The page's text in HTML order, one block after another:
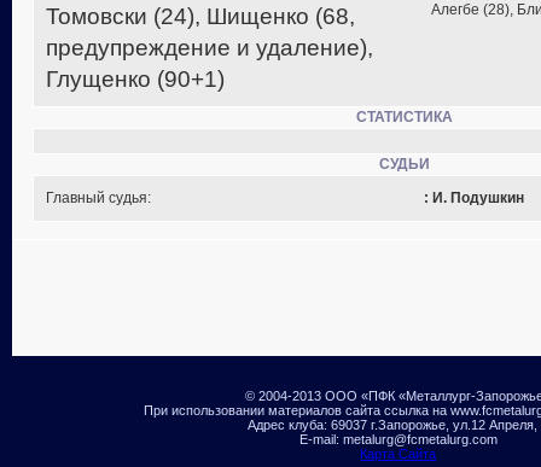
Томовски (24), Шищенко (68,
предупреждение и удаление),
Глущенко (90+1)
Алегбе (28),
СТАТИСТИКА
СУДЬИ
Главный судья:
: И. Подушкин
© 2004-2013 ООО «ПФК «Металлург-
При использовании материалов сайта ссылка на
Адрес клуба: 69037 г.Запорожье, ул.12 Апреля,
E-mail: metalurg@fcmetalurg.com
Карта Сайта